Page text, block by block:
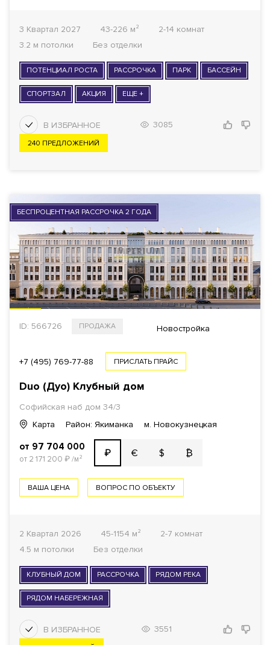
3 Квартал 2027 43-226 м²
2-14 комнат
3.2 м потолки
Без отделки
ПОТЕНЦИАЛ РОСТА РАССРОЧКА ПАРК БАССЕЙН
СПОРТЗАЛ АКЦИЯ ЕЩЕ +
3085
240 ПРЕДЛОЖЕНИЙ
БЕСПРОЦЕНТНАЯ РАССРОЧКА 2 ГОДА
ID: 566726 ПРОДАЖА Новостройка
+7 (495) 769-77-88 ПРИСЛАТЬ ПРАЙС
Duo (Дуо) Клубный дом
Софийская наб дом 34/3
Карта
Район: Якиманка м. Новокузнецкая
от 97 704 000
от 2 171 200 ₽/м² ₽ € $ ₿
ВАША ЦЕНА ВОПРОС ПО ОБЪЕКТУ
2 Квартал 2026 45-1154 м²
2-7 комнат
4.5 м потолки
Без отделки
КЛУБНЫЙ ДОМ РАССРОЧКА РЯДОМ РЕКА
РЯДОМ НАБЕРЕЖНАЯ
3551